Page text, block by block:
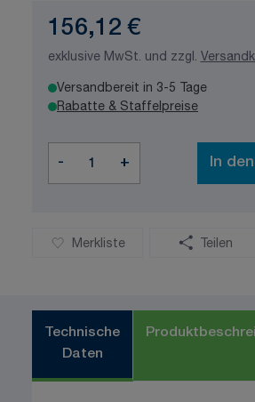
156,12 €
exklusive MwSt. und zzgl.
Versandbereit in 3-5 Tage
Rabatte & Staffelpreise
- + In
Merkliste Teilen
Technische
Daten